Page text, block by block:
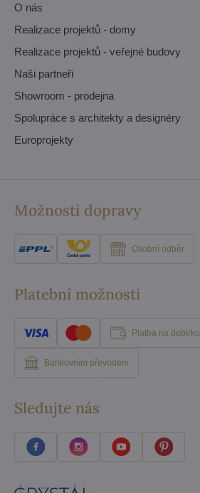
O nás
Realizace projektů - domy
Realizace projektů - veřejné budovy
Naši partneři
Showroom - prodejna
Spolupráce s architekty a designéry
Europrojekty
Možnosti dopravy
Osobní odběr
Platební možnosti
Platba na dobírku
Bankovním převodem
Sledujte nás